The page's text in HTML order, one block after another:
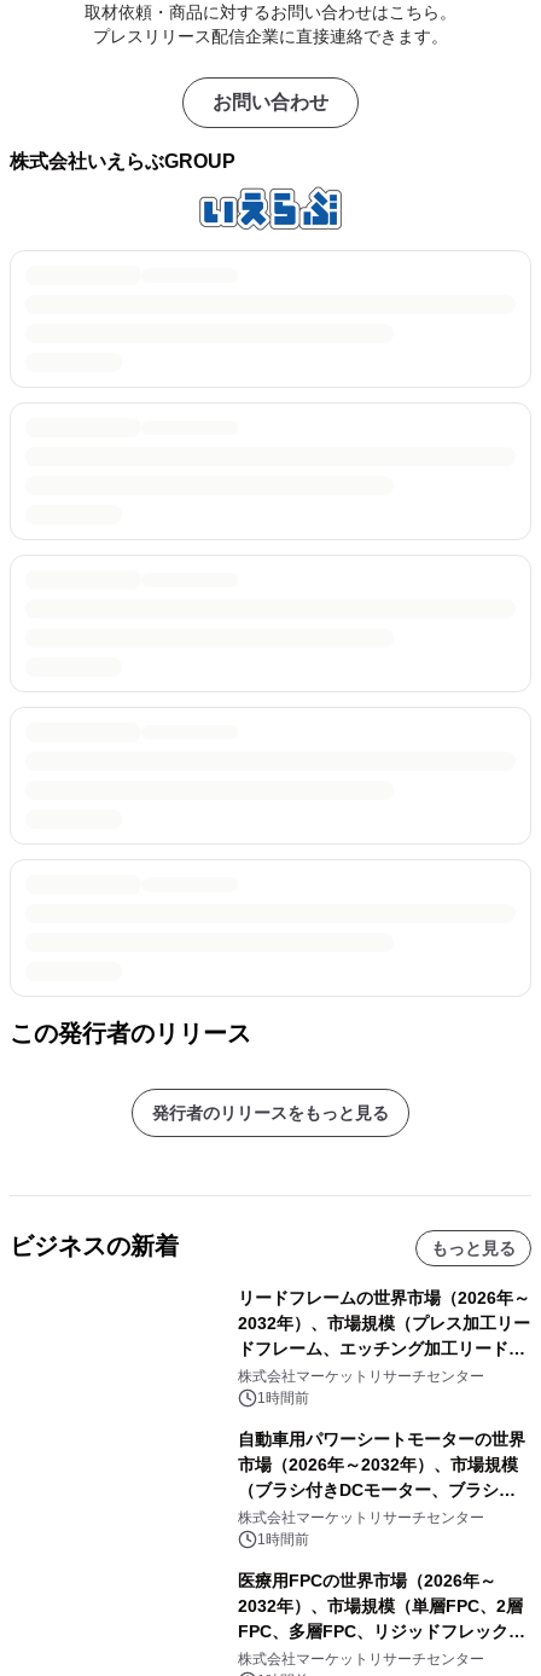
取材依頼・商品に対するお問い合わせはこちら。
プレスリリース配信企業に直接連絡できます。
お問い合わせ
株式会社いえらぶGROUP
この発行者のリリース
発行者のリリースをもっと見る
ビジネスの新着 もっと見る
リードフレームの世界市場（2026年～
2032年）、市場規模（プレス加工リー
ドフレーム、エッチング加工リードフ
レーム）・分析レポートを発表
株式会社マーケットリサーチセンター
1時間前
自動車用パワーシートモーターの世界
市場（2026年～2032年）、市場規模
（ブラシ付きDCモーター、ブラシレ
スDCモーター）・分析レポートを発
表
株式会社マーケットリサーチセンター
1時間前
医療用FPCの世界市場（2026年～
2032年）、市場規模（単層FPC、2層
FPC、多層FPC、リジッドフレックス
PCB）・分析レポートを発表
株式会社マーケットリサーチセンター